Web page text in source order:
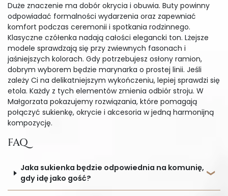
Duże znaczenie ma dobór okrycia i obuwia. Buty powinny
odpowiadać formalności wydarzenia oraz zapewniać
komfort podczas ceremonii i spotkania rodzinnego.
Klasyczne czółenka nadają całości elegancki ton. Lżejsze
modele sprawdzają się przy zwiewnych fasonach i
jaśniejszych kolorach. Gdy potrzebujesz osłony ramion,
dobrym wyborem będzie marynarka o prostej linii. Jeśli
zależy Ci na delikatniejszym wykończeniu, lepiej sprawdzi się
etola. Każdy z tych elementów zmienia odbiór stroju. W
Małgorzata pokazujemy rozwiązania, które pomagają
połączyć sukienkę, okrycie i akcesoria w jedną harmonijną
kompozycję.
FAQ
Jaka sukienka będzie odpowiednia na komunię,
gdy idę jako gość?